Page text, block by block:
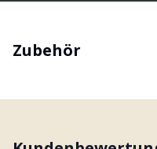
Zubehör